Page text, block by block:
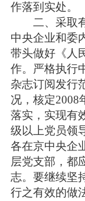
作落到实处。
二、采取有
中央企业和委
带头做好《人
作。严格执行
杂志订阅发行
况，核定2008
落实，实现有
级以上党员领
各在京中央企
层党支部，都
志。要继续坚
行之有效的做